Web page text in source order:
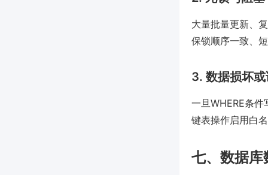
大量批量更新、
保锁顺序一致、
3. 数据损坏
一旦WHERE条
键表操作启用白
七、数据库